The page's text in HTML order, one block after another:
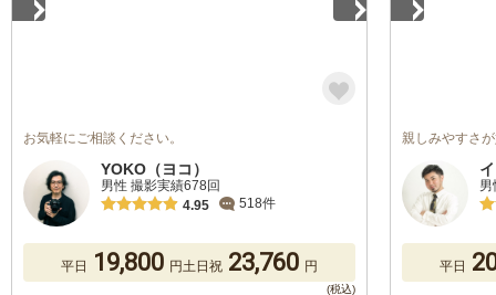
お気軽にご相談ください。
YOKO（ヨコ）
男性 撮影実績678回
4.95
518件
平日 19,800 円土日祝 23,760 円
親しみやすさ
平日